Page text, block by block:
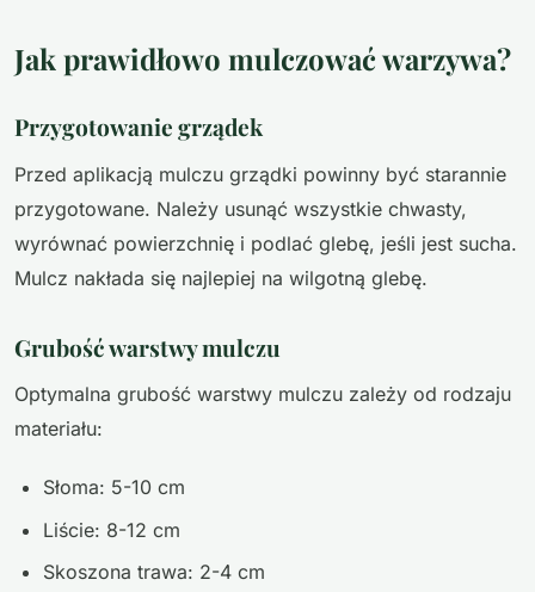
Jak prawidłowo mulczować warzywa?
Przygotowanie grządek
Przed aplikacją mulczu grządki powinny być starannie
przygotowane. Należy usunąć wszystkie chwasty,
wyrównać powierzchnię i podlać glebę, jeśli jest sucha.
Mulcz nakłada się najlepiej na wilgotną glebę.
Grubość warstwy mulczu
Optymalna grubość warstwy mulczu zależy od rodzaju
materiału:
Słoma: 5-10 cm
Liście: 8-12 cm
Skoszona trawa: 2-4 cm